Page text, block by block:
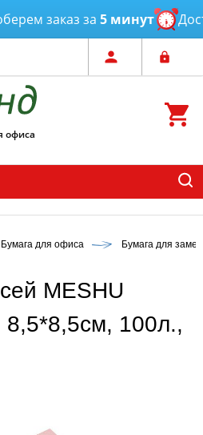
заказ за 5 минут
офиса
Бумага для офиса Бумага для
MESHU
8,5*8,5см, 100л.,